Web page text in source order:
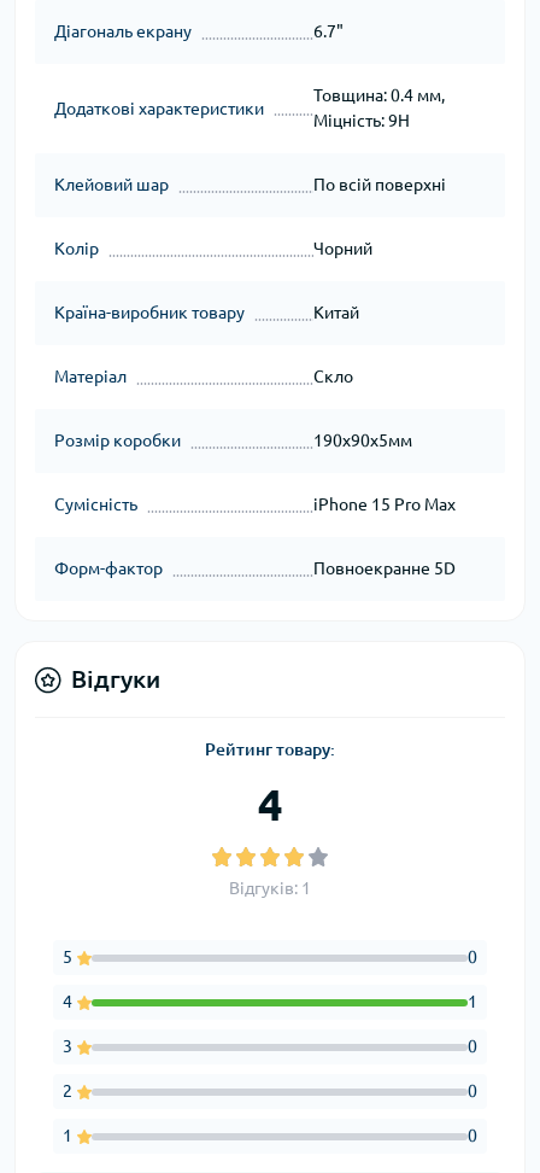
Діагональ екрану 6.7"
Додаткові характеристики
Товщина: 0.4 мм,
Міцність: 9H
Клейовий шар По всій поверхні
Колір Чорний
Країна-виробник товару Китай
Матеріал Скло
Розмір коробки 190x90x5мм
Сумісність iPhone 15 Pro Max
Форм-фактор Повноекранне 5D
Відгуки
Рейтинг товару:
4
Відгуків: 1
5 0
4 1
3 0
2 0
1 0